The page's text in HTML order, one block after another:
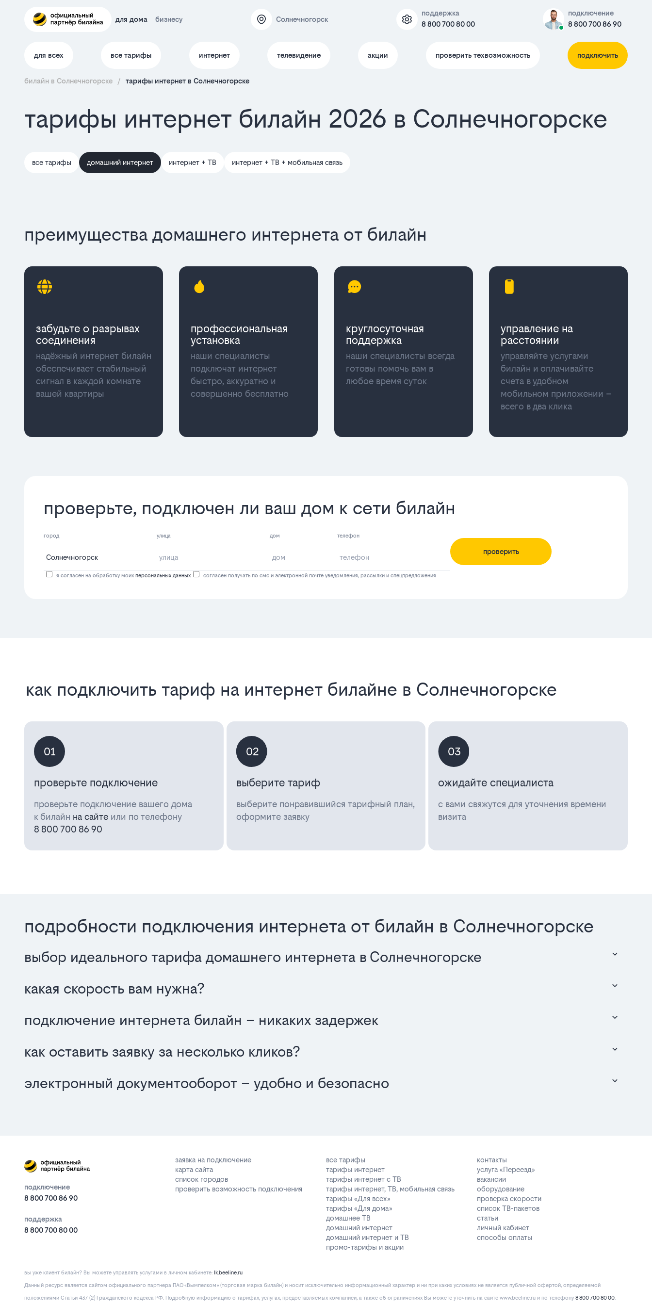
для дома бизнесу Солнечногорск
поддержка
8 800 700 80 00
подключение
8 800 700 86 90
для всех все тарифы интернет телевидение акции проверить техвозможность подключить
билайн в Солнечногорске / тарифы интернет в Солнечногорске
тарифы интернет билайн 2026 в Солнечногорске
все тарифы домашний интернет интернет + ТВ интернет + ТВ + мобильная связь
преимущества домашнего интернета от билайн
забудьте о разрывах
соединения
надёжный интернет билайн
обеспечивает стабильный
сигнал в каждой комнате
вашей квартиры
профессиональная
установка
наши специалисты
подключат интернет
быстро, аккуратно и
совершенно бесплатно
круглосуточная
поддержка
наши специалисты всегда
готовы помочь вам в
любое время суток
управление на
расстоянии
управляйте услугами
билайн и оплачивайте
счета в удобном
мобильном приложении –
всего в два клика
проверьте, подключен ли ваш дом к сети билайн
город улица дом телефон
проверить
я согласен на обработку моих персональных данных согласен получать по смс и электронной почте уведомления, рассылки и спецпредложения
как подключить тариф на интернет билайне в Солнечногорске
01
проверьте подключение
проверьте подключение вашего дома
к билайн на сайте или по телефону
8 800 700 86 90
02
выберите тариф
выберите понравившийся тарифный план,
оформите заявку
03
ожидайте специалиста
с вами свяжутся для уточнения времени
визита
подробности подключения интернета от билайн в Солнечногорске
выбор идеального тарифа домашнего интернета в Солнечногорске
какая скорость вам нужна?
подключение интернета билайн – никаких задержек
как оставить заявку за несколько кликов?
электронный документооборот – удобно и безопасно
подключение
8 800 700 86 90
поддержка
8 800 700 80 00
заявка на подключение
карта сайта
список городов
проверить возможность подключения
все тарифы
тарифы интернет
тарифы интернет с ТВ
тарифы интернет, ТВ, мобильная связь
тарифы «Для всех»
тарифы «Для дома»
домашнее ТВ
домашний интернет
домашний интернет и ТВ
промо-тарифы и акции
контакты
услуга «Переезд»
вакансии
оборудование
проверка скорости
список ТВ-пакетов
статьи
личный кабинет
способы оплаты
вы уже клиент билайн? Вы можете управлять услугами в личнoм кaбинeтe: lk.beeline.ru
Данный ресурс является сайтом официального партнера ПАО «Вымпелком» (торговая марка билайн) и носит исключительно информационный характер и ни при каких условиях не является публичной офертой, определяемой
положениями Статьи 437 (2) Гражданского кодекса РФ. Подробную информацию о тарифах, услугах, предоставляемых компанией, а также об ограничениях Вы можете уточнить на сайте www.beeline.ru и по телефону 8 800 700 80 00.